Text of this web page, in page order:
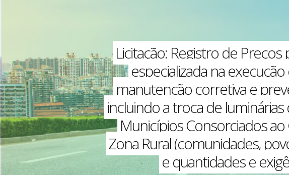
Licitação: Registro de
especializada na
manutenção corretiva e
incluindo a troca de
Municípios Consorciados
Zona Rural (comunidades,
e quantidades e